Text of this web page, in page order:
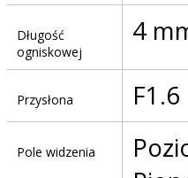
Długość
ogniskowej
4
Przysłona F1.6
Pole widzenia